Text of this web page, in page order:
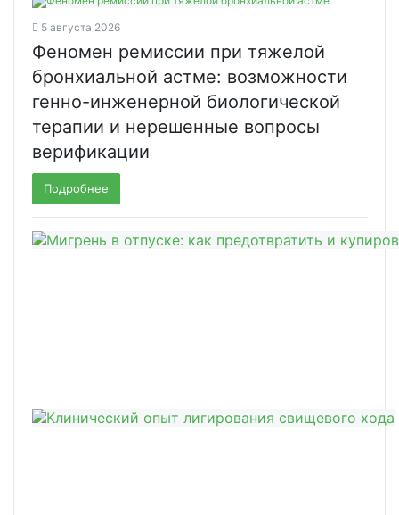
5 августа 2026
Феномен ремиссии при тяжелой
бронхиальной астме: возможности
генно-инженерной биологической
терапии и нерешенные вопросы
верификации
Подробнее